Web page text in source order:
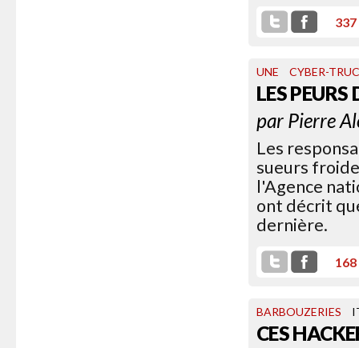
337
UNE CYBER-
LES PEURS
par Pierre
Les
sueurs
l'Agence
ont décrit
dernière.
168
BARBOUZERIES
CES